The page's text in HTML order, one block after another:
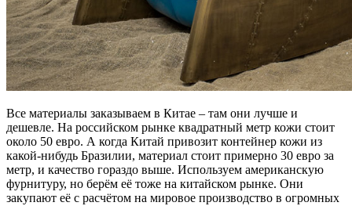
Все материалы заказываем в Китае – там они лучше и
дешевле. На российском рынке квадратный метр кожи стоит
около 50 евро. А когда Китай привозит контейнер кожи из
какой-нибудь Бразилии, материал стоит примерно 30 евро за
метр, и качество гораздо выше. Используем американскую
фурнитуру, но берём её тоже на китайском рынке. Они
закупают её с расчётом на мировое производство в огромных